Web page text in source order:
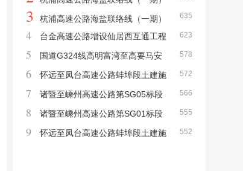
交通安全设施工程第JA02标段中标候选人公
示
635
3
杭浦高速公路海盐联络线（一期）
交通安全设施工程第JA01标段中标候选人公
示
623
4
台金高速公路增设仙居西互通工程
中标候选人公示
578
5
国道G324线高明富湾至高要马安
段新改建工程（TJ3标段）施工中标候选人公
示
572
6
怀远至凤台高速公路蚌埠段土建施
工项目TJ-04标段中标候选人公示
566
7
诸暨至嵊州高速公路第SG05标段
中标候选人公示
555
8
诸暨至嵊州高速公路第SG01标段
中标候选人公示
552
9
怀远至凤台高速公路蚌埠段土建施